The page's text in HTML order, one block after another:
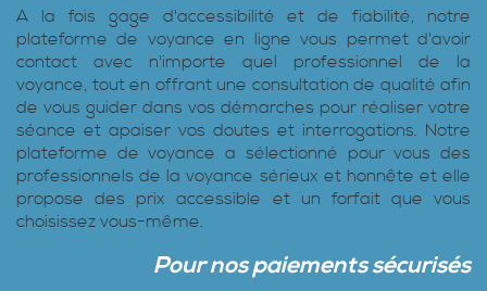
A la fois gage d'accessibilité et de fiabilité, notre
plateforme de voyance en ligne vous permet d'avoir
contact avec n'importe quel professionnel de la
voyance, tout en offrant une consultation de qualité afin
de vous guider dans vos démarches pour réaliser votre
séance et apaiser vos doutes et interrogations. Notre
plateforme de voyance a sélectionné pour vous des
professionnels de la voyance sérieux et honnête et elle
propose des prix accessible et un forfait que vous
choisissez vous-même.
Pour nos paiements sécurisés